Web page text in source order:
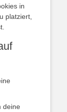
in
platziert,
deine